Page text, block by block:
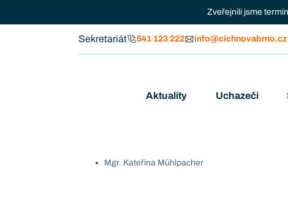
Zveřejnili jsme
Sekretariát 541 123 222 info@cichnovabrno.cz
Aktuality Uchazeči
Mgr. Kateřina Mühlpacher